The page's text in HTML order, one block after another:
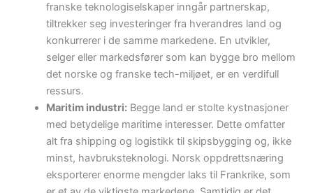
franske teknologiselskaper inngår partnerskap,
tiltrekker seg investeringer fra hverandres land og
konkurrerer i de samme markedene. En utvikler,
selger eller markedsfører som kan bygge bro mellom
det norske og franske tech-miljøet, er en verdifull
ressurs.
Maritim industri: Begge land er stolte kystnasjoner
med betydelige maritime interesser. Dette omfatter
alt fra shipping og logistikk til skipsbygging og, ikke
minst, havbruksteknologi. Norsk oppdrettsnæring
eksporterer enorme mengder laks til Frankrike, som